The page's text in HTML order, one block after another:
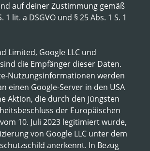
auf deiner Zustimmung gemäß
1 lit. a DSGVO und § 25 Abs. 1 S. 1
Limited, Google LLC und
die Empfänger dieser Daten.
Nutzungsinformationen werden
einen Google-Server in den USA
Aktion, die durch den jüngsten
der Europäischen
10. Juli 2023 legitimiert wurde,
von Google LLC unter dem
anerkennt. In Bezug